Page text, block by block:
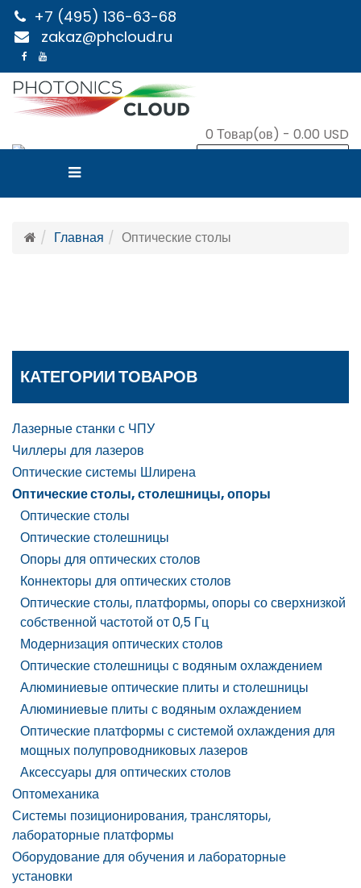
+7 (495) 136-63-68
zakaz@phcloud.ru
0 Товар(ов) - 0.00 USD
Главная Оптические столы
КАТЕГОРИИ ТОВАРОВ
Лазерные станки с ЧПУ
Чиллеры для лазеров
Оптические системы Шлирена
Оптические столы, столешницы, опоры
Оптические столы
Оптические столешницы
Опоры для оптических столов
Коннекторы для оптических столов
Оптические столы, платформы, опоры со сверхнизкой
собственной частотой от 0,5 Гц
Модернизация оптических столов
Оптические столешницы с водяным охлаждением
Алюминиевые оптические плиты и столешницы
Алюминиевые плиты с водяным охлаждением
Оптические платформы с системой охлаждения для
мощных полупроводниковых лазеров
Аксессуары для оптических столов
Оптомеханика
Системы позиционирования, трансляторы,
лабораторные платформы
Оборудование для обучения и лабораторные
установки